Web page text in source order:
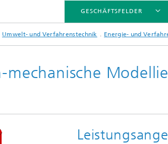
GESCHÄFTSFELDER
Werkstoffe und Komponenten
Stationäre Energiespeicher
– Wir
Umwelt- und Verfahrenstechnik Energie- und
mechanische